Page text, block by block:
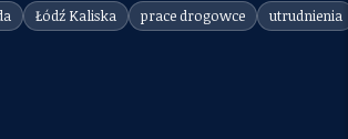
Łódź Kaliska prace drogowce utrudnienia